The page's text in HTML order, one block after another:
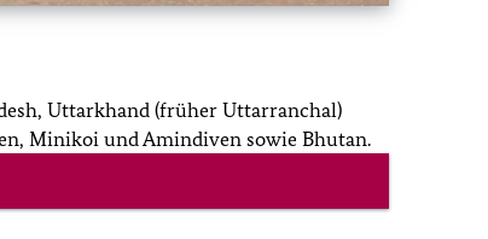
Uttarkhand (früher Uttarranchal)
Minikoi und Amindiven sowie Bhutan.